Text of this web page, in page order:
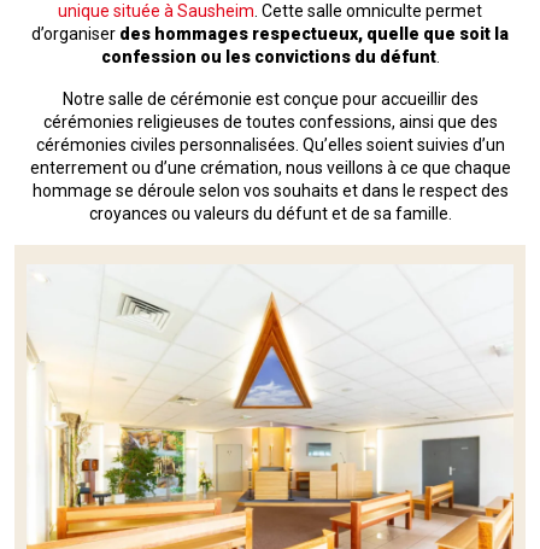
unique située à Sausheim . Cette salle omniculte permet
d’organiser des hommages respectueux, quelle que soit la
confession ou les convictions du défunt.
Notre salle de cérémonie est conçue pour accueillir des
cérémonies religieuses de toutes confessions, ainsi que des
cérémonies civiles personnalisées. Qu’elles soient suivies d’un
enterrement ou d’une crémation, nous veillons à ce que chaque
hommage se déroule selon vos souhaits et dans le respect des
croyances ou valeurs du défunt et de sa famille.